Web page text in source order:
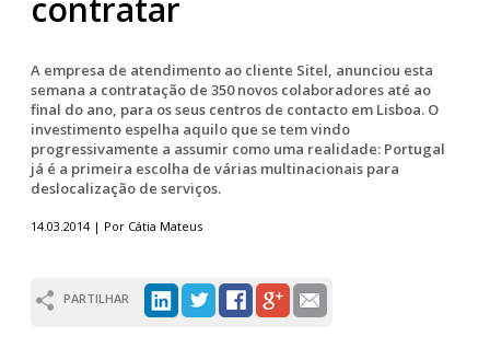
contratar
A empresa de atendimento ao cliente Sitel, anunciou esta
semana a contratação de 350 novos colaboradores até ao
final do ano, para os seus centros de contacto em Lisboa. O
investimento espelha aquilo que se tem vindo
progressivamente a assumir como uma realidade: Portugal
já é a primeira escolha de várias multinacionais para
deslocalização de serviços.
14.03.2014 | Por Cátia Mateus
PARTILHAR